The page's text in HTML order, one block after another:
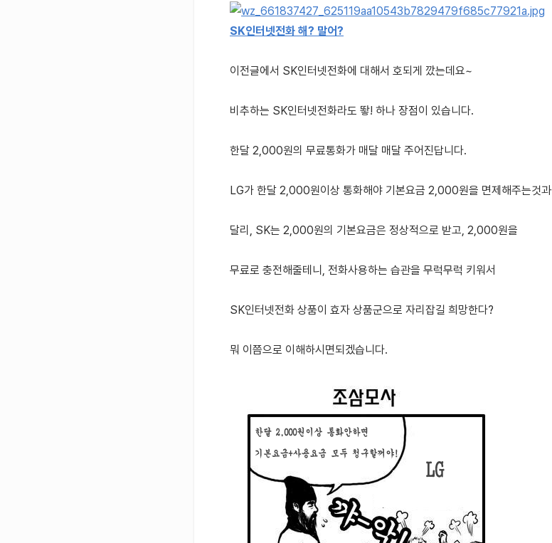
SK인터넷전화 해? 말어?
이전글에서 SK인터넷전화에 대해서 호되게 깠는데요~
비추하는 SK인터넷전화라도 뙇! 하나 장점이 있습니다.
한달 2,000원의 무료통화가 매달 매달 주어진답니다.
LG가 한달 2,000원이상 통화해야 기본요금 2,000원을 면제해주는것과
달리, SK는 2,000원의 기본요금은 정상적으로 받고, 2,000원을
무료로 충전해줄테니, 전화사용하는 습관을 무럭무럭 키워서
SK인터넷전화 상품이 효자 상품군으로 자리잡길 희망한다?
뭐 이쯤으로 이해하시면되겠습니다.